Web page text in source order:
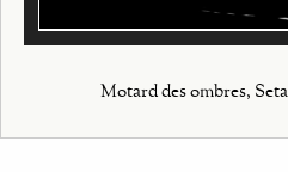
Motard des ombres,